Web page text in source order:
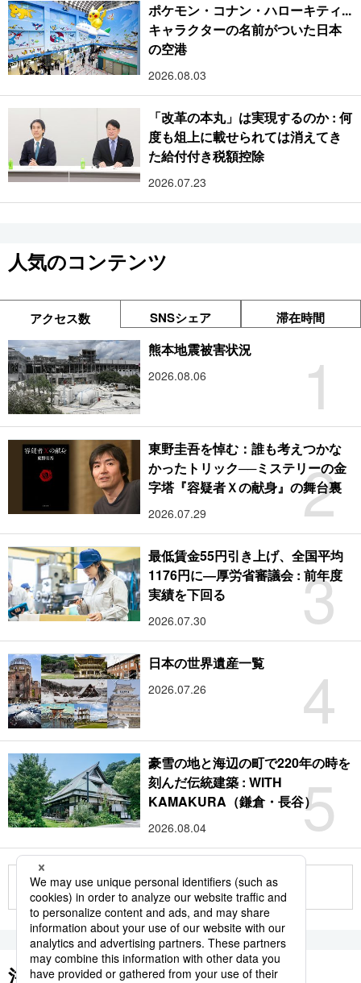
ポケモン・コナン・ハローキティ...
キャラクターの名前がついた日本
の空港
2026.08.03
「改革の本丸」は実現するのか : 何
度も俎上に載せられては消えてき
た給付付き税額控除
2026.07.23
人気のコンテンツ
アクセス数 SNSシェア 滞在時間
1
熊本地震被害状況
2026.08.06
2
東野圭吾を悼む：誰も考えつかな
かったトリック──ミステリーの金
字塔『容疑者Ｘの献身』の舞台裏
2026.07.29
3
最低賃金55円引き上げ、全国平均
1176円に―厚労省審議会 : 前年度
実績を下回る
2026.07.30
4
日本の世界遺産一覧
2026.07.26
5
豪雪の地と海辺の町で220年の時を
刻んだ伝統建築 : WITH
KAMAKURA（鎌倉・長谷）
2026.08.04
もっと見る
注目のキーワード